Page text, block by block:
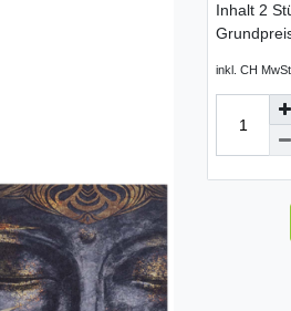
Inhalt 2
inkl. CH